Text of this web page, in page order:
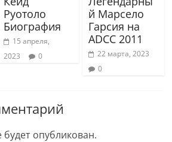
Руотоло
Биография
15 апреля,
2023
0
й Марсело
Гарсия на
ADCC 2011
22 марта, 2023
0
опубликован.